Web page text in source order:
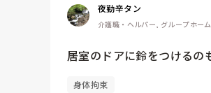
夜勤辛タン
介護職・ヘルパー, グループホー
居室のドアに鈴をつけるの
身体拘束